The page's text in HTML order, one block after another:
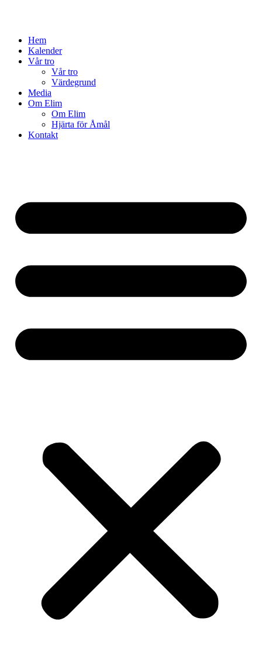
Hem
Kalender
Vår tro
Vår tro
Värdegrund
Media
Om Elim
Om Elim
Hjärta för Åmål
Kontakt